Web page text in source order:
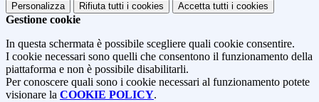
Personalizza Rifiuta tutti i cookies Accetta tutti i cookies
Gestione cookie
In questa schermata è possibile scegliere quali cookie consentire.
I cookie necessari sono quelli che consentono il funzionamento della
piattaforma e non è possibile disabilitarli.
Per conoscere quali sono i cookie necessari al funzionamento potete
visionare la COOKIE POLICY.